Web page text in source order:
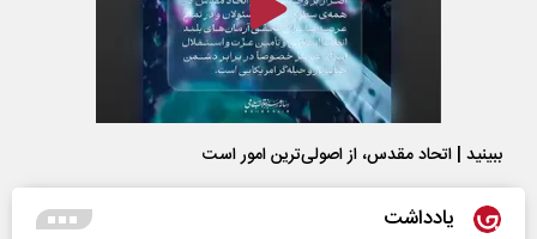
ببینید | اتحاد مقدس، از اصولی‌ترین امور است
یادداشت